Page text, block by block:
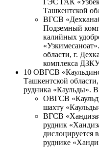
Ташкентской
ВГСВ
Подземный
калийных
области, г.
комплекса
10 ОВГСВ
Ташкентской
рудника «Каульды». В
ОВГСВ
шахту
ВГСВ
рудник
дислоцируется
руднике